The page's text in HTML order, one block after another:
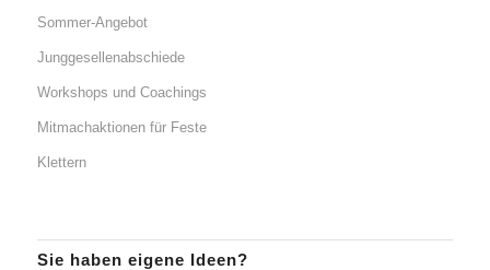
Sommer-Angebot
Junggesellenabschiede
Workshops und Coachings
Mitmachaktionen für Feste
Klettern
Sie haben eigene Ideen?